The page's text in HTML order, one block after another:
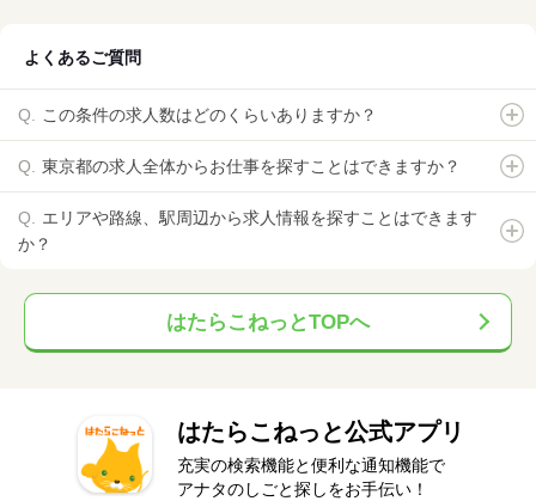
よくあるご質問
この条件の求人数はどのくらいありますか？
東京都の求人全体からお仕事を探すことはできますか？
エリアや路線、駅周辺から求人情報を探すことはできます
か？
はたらこねっとTOPへ
はたらこねっと公式アプリ
充実の検索機能と便利な通知機能で
アナタのしごと探しをお手伝い！